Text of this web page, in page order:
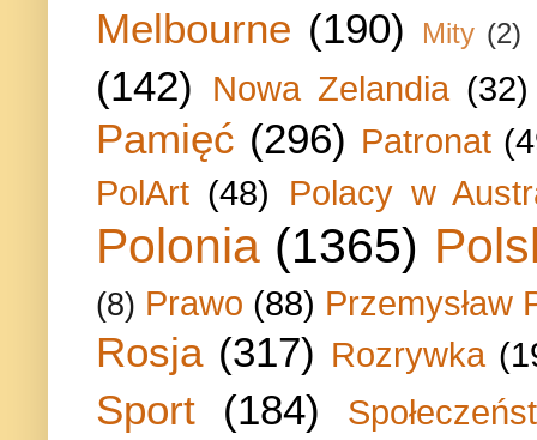
Melbourne (190) Mity (2)
(142) Nowa Zelandia (32)
Pamięć (296) Patronat
PolArt (48) Polacy w
Polonia (1365)
(8) Prawo (88) Przemysław
Rosja (317) Rozrywka
Sport (184)